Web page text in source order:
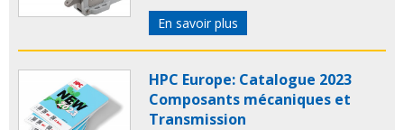
En savoir plus
HPC Europe: Catalogue 2023
Composants mécaniques et
Transmission